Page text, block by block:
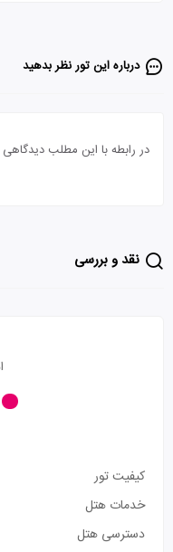
درباره این تور‌ نظر بدهید
در رابطه با این مطلب دیدگاهی
نقد و بررسی
کیفیت تور
خدمات هتل
دسترسی هتل